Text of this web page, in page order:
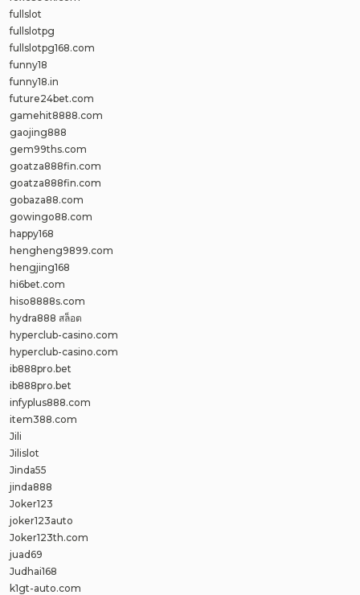
fullslot
fullslotpg
fullslotpg168.com
funny18
funny18.in
future24bet.com
gamehit8888.com
gaojing888
gem99ths.com
goatza888fin.com
goatza888fin.com
gobaza88.com
gowingo88.com
happy168
hengheng9899.com
hengjing168
hi6bet.com
hiso8888s.com
hydra888 สล็อต
hyperclub-casino.com
hyperclub-casino.com
ib888pro.bet
ib888pro.bet
infyplus888.com
item388.com
Jili
Jilislot
Jinda55
jinda888
Joker123
joker123auto
Joker123th.com
juad69
Judhai168
k1gt-auto.com